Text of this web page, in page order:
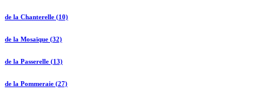
de la Chanterelle (10)
de la Mosaïque (32)
de la Passerelle (13)
de la Pommeraie (27)